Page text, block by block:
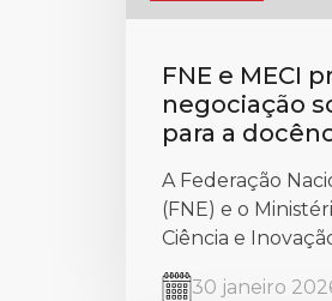
FNE e MECI
negociação
para a
(Negociação
A Federação
(FNE) e o
Ciência e
30 janeiro